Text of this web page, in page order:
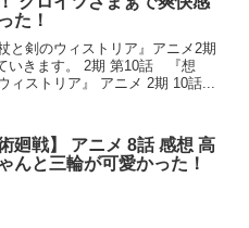
た！
と剣のウィストリア』アニメ2期
いきます。 2期 第10話 『想
ィストリア』 アニメ 2期 10話...
術廻戦】 アニメ 8話 感想 高
んと三輪が可愛かった！